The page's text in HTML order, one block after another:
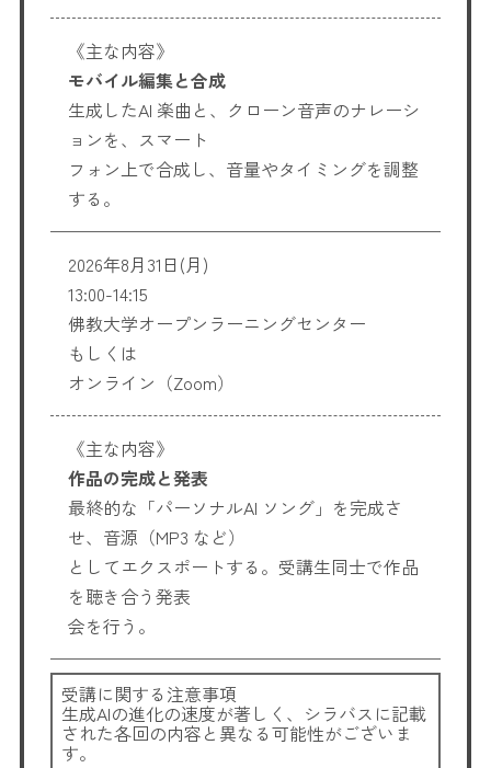
《主な内容》
モバイル編集と合成
生成したAI 楽曲と、クローン音声のナレーシ
ョンを、スマート
フォン上で合成し、音量やタイミングを調整
する。
2026年8月31日(月)
13:00-14:15
佛教大学オープンラーニングセンター
もしくは
オンライン（Zoom）
《主な内容》
作品の完成と発表
最終的な「パーソナルAI ソング」を完成さ
せ、音源（MP3 など）
としてエクスポートする。受講生同士で作品
を聴き合う発表
会を行う。
受講に関する注意事項
生成AIの進化の速度が著しく、シラバスに記載
された各回の内容と異なる可能性がございま
す。